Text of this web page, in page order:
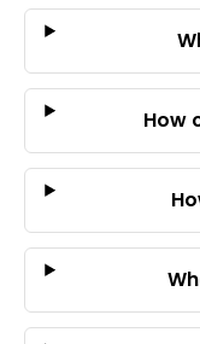
How